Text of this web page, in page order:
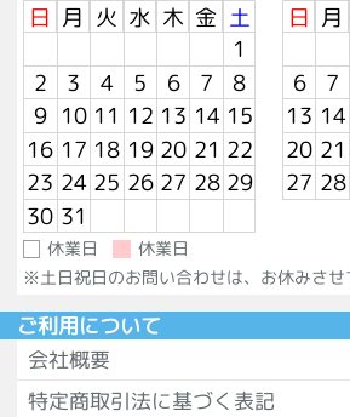
日 月 火 水 木 金 土
1
2
3 4 5 6 7
8
9 10 11 12 13 14 15
16 17 18 19 20 21 22
23 24 25 26 27 28 29
30 31
日 月
6
7
13 14
20 21
27 28
休業日
休業日
※土日祝日のお問い合わせは、お休みさせ
ご利用について
会社概要
特定商取引法に基づく表記